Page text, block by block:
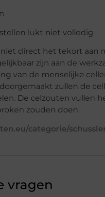
lukt niet volledig
direct het tekort aan
zijn aan de
van de menselijke
zullen de
De celzouten vullen
zouden doen.
categorie/
vragen